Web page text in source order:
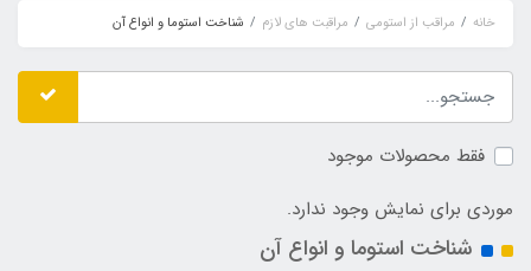
خانه مراقب از استومی مراقبت های لازم شناخت استوما و انواع آن
فقط محصولات موجود
موردی برای نمایش وجود ندارد.
شناخت استوما و انواع آن